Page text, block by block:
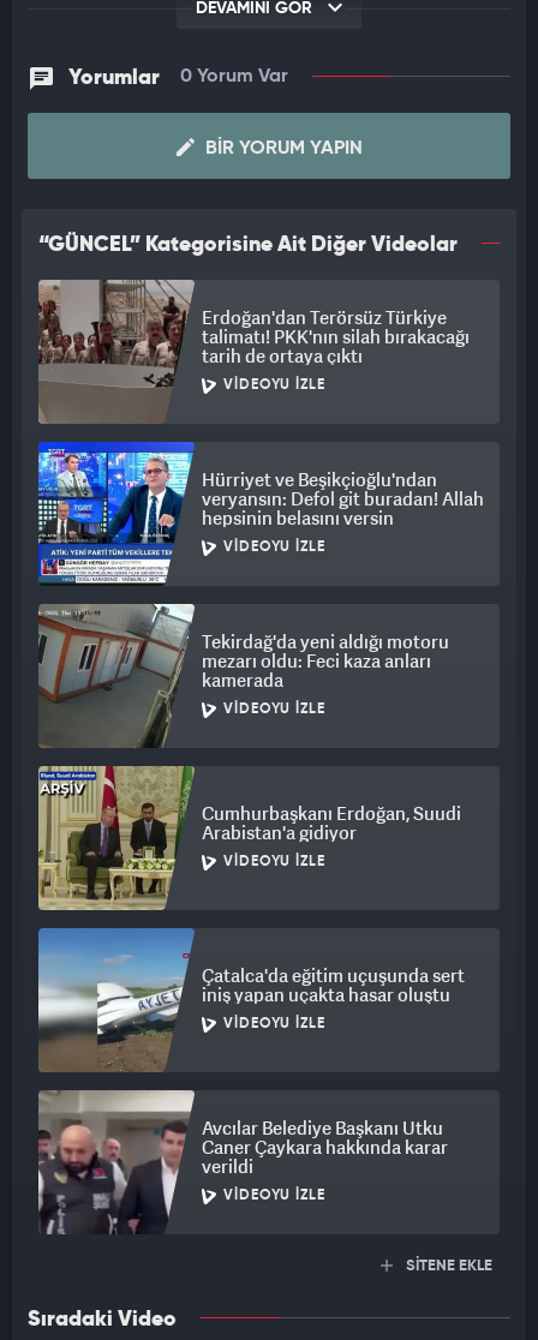
Evranur’un nefes darlığı yaşadığını fark eden babaannesi,
sağlık ekipleri, kalbinin durduğu anlaşılan bebeğe kalp masajı
rağmen kurtarılamadı.
ailesine, "Bile bile mi öldürdünüz çocuğumu" diyerek saldırdı.
Sandalye fırlatılıp, Çilem D.’ye tokat atıldığı kavga,
çevredekilerin müdahalesiyle sonlandırıldı. Yaşanan arbede
anları cep telefonu kamerasıyla kaydedildi. Evranur D.’nin
cansız bedeni, savcılık incelemesinin ardından kesin ölüm
sebebinin belirlenmesi için Bursa Adli Tıp Kurumu’na
gönderildi.
Jandarma ekipleri, olayla ilgili inceleme başlattı.
DEVAMINI GÖR
Yorumlar 0 Yorum Var
BIR YORUM YAPIN
“GÜNCEL” Kategorisine Ait Diğer Videolar
Erdoğan'dan Terörsüz Türkiye
talimatı! PKK'nın silah bırakacağı
tarih de ortaya çıktı
VIDEOYU İZLE
Hürriyet ve Beşikçioğlu'ndan
veryansın: Defol git buradan! Allah
hepsinin belasını versin
VIDEOYU İZLE
Tekirdağ'da yeni aldığı motoru
mezarı oldu: Feci kaza anları
kamerada
VIDEOYU İZLE
Cumhurbaşkanı Erdoğan, Suudi
Arabistan'a gidiyor
VIDEOYU İZLE
Çatalca'da eğitim uçuşunda sert
iniş yapan uçakta hasar oluştu
VIDEOYU İZLE
Avcılar Belediye Başkanı Utku
Caner Çaykara hakkında karar
verildi
VIDEOYU İZLE
SİTENE EKLE
Sıradaki Video